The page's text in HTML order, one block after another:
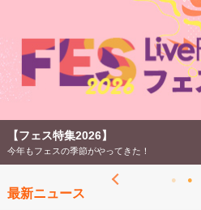
【フェス特集2026】
今年もフェスの季節がやってきた！
最新ニュース